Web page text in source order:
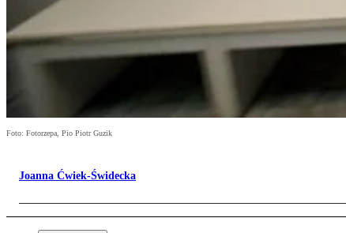
Foto: Fotorzepa, Pio Piotr Guzik
Joanna Ćwiek-Świdecka